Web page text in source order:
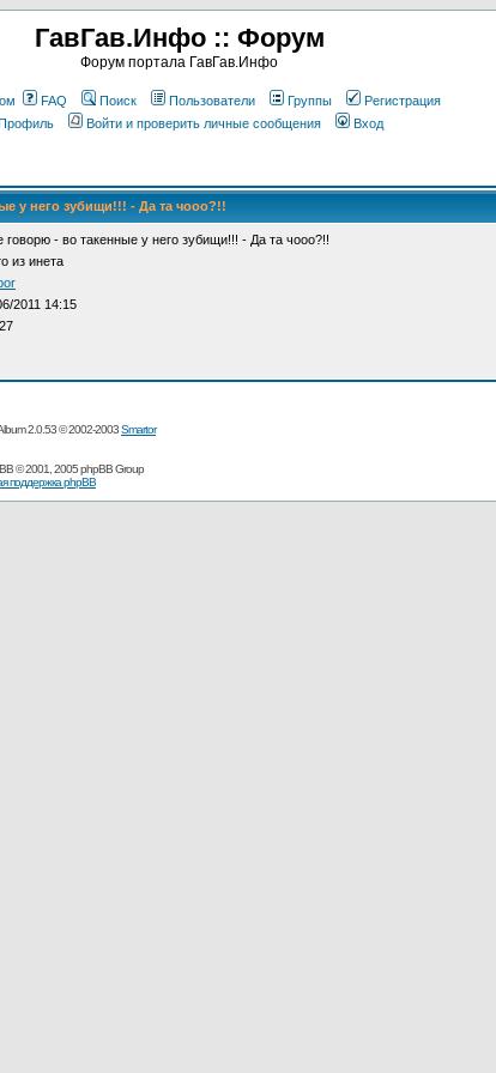
ГавГав.Инфо :: Форум
Форум портала ГавГав.Инфо
FAQ Поиск Пользователи Группы
Регистрация
Войти и проверить личные сообщения Вход
у него зубищи!!! - Да та чооо?!!
говорю - во такенные у него зубищи!!! - Да та чооо?!!
из инета
2011 14:15
2.0.53 © 2002-2003Smartor
© 2001, 2005 phpBB Group
поддержка phpBB